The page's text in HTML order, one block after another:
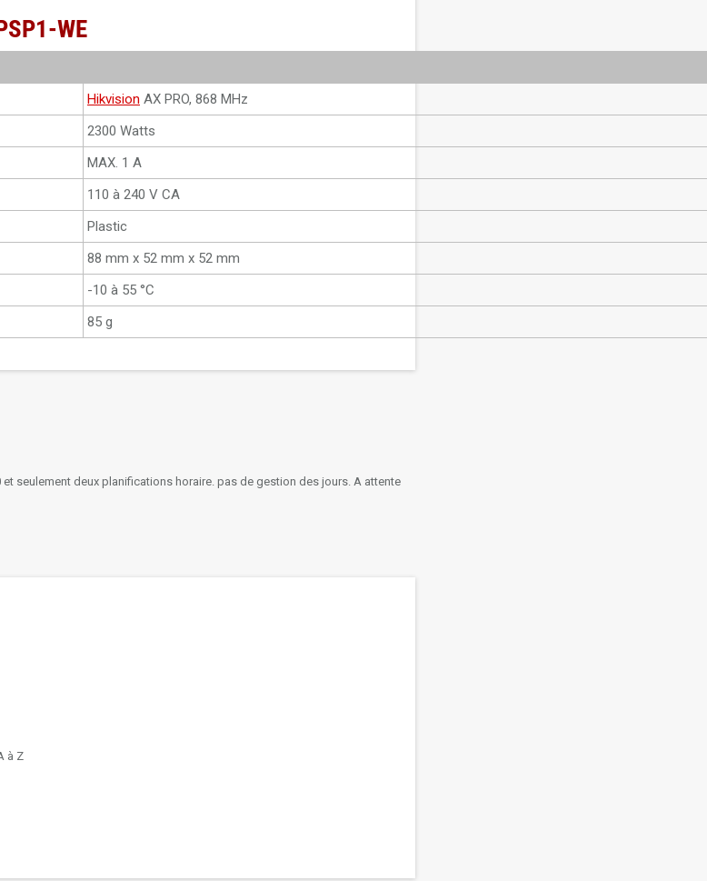
WE
Hikvision AX PRO, 868 MHz
2300 Watts
MAX. 1 A
110 à 240 V CA
Plastic
88 mm x 52 mm x 52 mm
-10 à 55 °C
85 g
seulement deux planifications horaire. pas de gestion des jours. A attente
à Z